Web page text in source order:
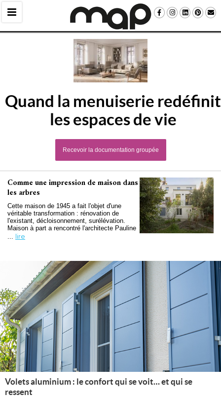
Quand la menuiserie redéfinit
les espaces de vie
Recevoir la documentation groupée
Comme une impression de maison dans
les arbres
Cette maison de 1945 a fait l'objet d'une
véritable transformation : rénovation de
l'existant, décloisonnement, surélévation.
Maison à part a rencontré l'architecte Pauline
... lire
Volets aluminium : le confort qui se voit… et qui se
ressent